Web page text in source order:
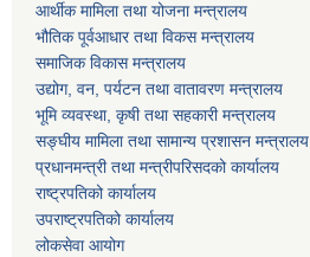
आर्थीक मामिला तथा योजना मन्त्रालय
भौतिक पूर्वआधार तथा विकस मन्त्रालय
समाजिक विकास मन्त्रालय
उद्योग, वन, पर्यटन तथा वातावरण मन्त्रालय
भूमि व्यवस्था, कृषी तथा सहकारी मन्त्रालय
सङ्घीय मामिला तथा सामान्य प्रशासन मन्त्रालय
प्रधानमन्त्री तथा मन्त्रीपरिसदको कार्यालय
राष्ट्रपतिको कार्यालय
उपराष्ट्रपतिको कार्यालय
लोकसेवा आयोग